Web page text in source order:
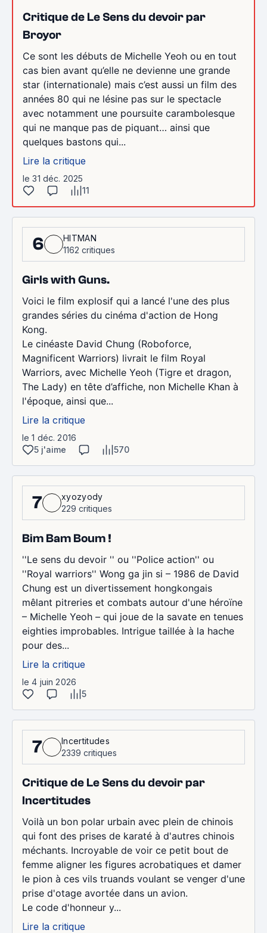
Critique de Le Sens du devoir par
Broyor
Ce sont les débuts de Michelle Yeoh ou en tout
cas bien avant qu’elle ne devienne une grande
star (internationale) mais c’est aussi un film des
années 80 qui ne lésine pas sur le spectacle
avec notamment une poursuite carambolesque
qui ne manque pas de piquant… ainsi que
quelques bastons qui...
Lire la critique
le 31 déc. 2025
11
6
HITMAN
1162 critiques
Girls with Guns.
Voici le film explosif qui a lancé l'une des plus
grandes séries du cinéma d'action de Hong
Kong.
Le cinéaste David Chung (Roboforce,
Magnificent Warriors) livrait le film Royal
Warriors, avec Michelle Yeoh (Tigre et dragon,
The Lady) en tête d’affiche, non Michelle Khan à
l'époque, ainsi que...
Lire la critique
le 1 déc. 2016
5 j'aime
570
7
xyozyody
229 critiques
Bim Bam Boum !
''Le sens du devoir '' ou ''Police action'' ou
''Royal warriors'' Wong ga jin si – 1986 de David
Chung est un divertissement hongkongais
mêlant pitreries et combats autour d'une héroïne
– Michelle Yeoh – qui joue de la savate en tenues
eighties improbables. Intrigue taillée à la hache
pour des...
Lire la critique
le 4 juin 2026
5
7
Incertitudes
2339 critiques
Critique de Le Sens du devoir par
Incertitudes
Voilà un bon polar urbain avec plein de chinois
qui font des prises de karaté à d'autres chinois
méchants. Incroyable de voir ce petit bout de
femme aligner les figures acrobatiques et damer
le pion à ces vils truands voulant se venger d'une
prise d'otage avortée dans un avion.
Le code d'honneur y...
Lire la critique